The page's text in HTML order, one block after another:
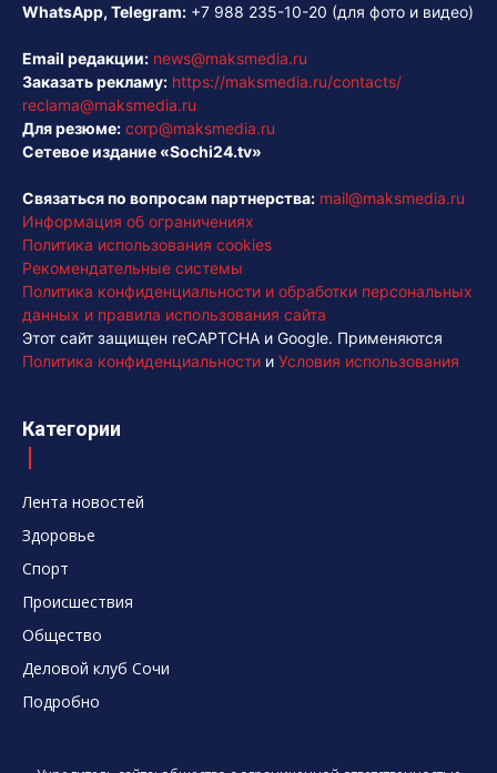
WhatsApp, Telegram: +7 988 235-10-20 (для фото и видео)
Email редакции: news@maksmedia.ru
Заказать рекламу: https://maksmedia.ru/contacts/
reclama@maksmedia.ru
Для резюме: corp@maksmedia.ru
Сетевое издание «Sochi24.tv»
Связаться по вопросам партнерства: mail@maksmedia.ru
Информация об ограничениях
Политика использования cookies
Рекомендательные системы
Политика конфиденциальности и обработки персональных
данных и правила использования сайта
Этот сайт защищен reCAPTCHA и Google. Применяются
Политика конфиденциальности и Условия использования
Категории
Лента новостей
Здоровье
Спорт
Происшествия
Общество
Деловой клуб Сочи
Подробно